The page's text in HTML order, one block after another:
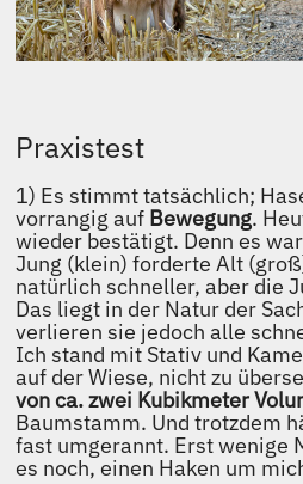
Praxistest
1) Es stimmt tatsächlich;
vorrangig auf Bewegung.
wieder bestätigt. Denn es war
Jung (klein) forderte Alt
natürlich schneller, aber die
Das liegt in der Natur der
verlieren sie jedoch alle
Ich stand mit Stativ und
auf der Wiese, nicht zu
von ca. zwei Kubikmeter
Baumstamm. Und trotzdem
fast umgerannt. Erst wenige
es noch, einen Haken um